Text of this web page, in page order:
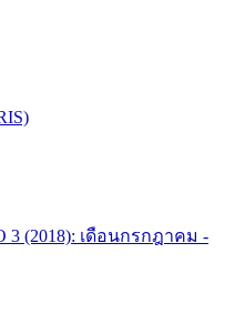
3 (2018): เดือนกรกฎาคม -